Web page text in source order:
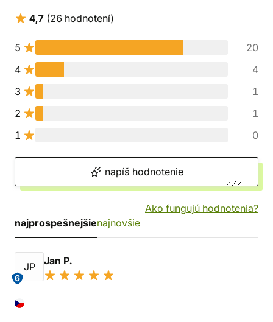
4,7 (26 hodnotení)
5
20
4
4
3
1
2
1
1
0
napíš hodnotenie
Ako fungujú hodnotenia?
najprospešnejšienajnovšie
JP
6
Jan P.